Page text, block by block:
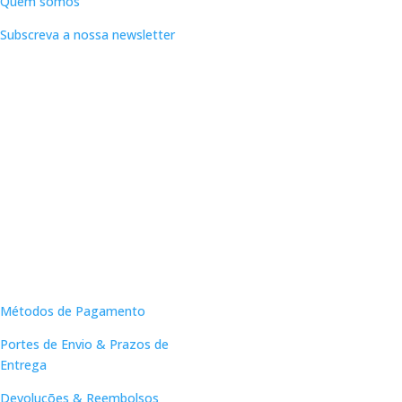
Subscreva a nossa newsletter
Métodos de Pagamento
Portes de Envio & Prazos de
Entrega
Devoluções & Reembolsos